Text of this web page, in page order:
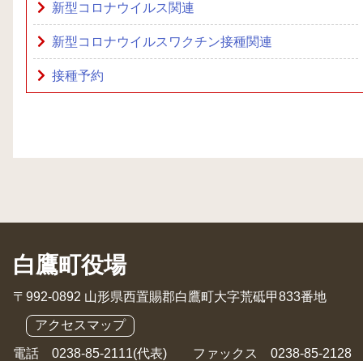
新型コロナウイルス関連
新型コロナウイルスワクチン接種関連
接種予約
白鷹町役場
〒992-0892 山形県西置賜郡白鷹町大字荒砥甲833番地
アクセスマップ
電話 0238-85-2111(代表) ファックス 0238-85-2128